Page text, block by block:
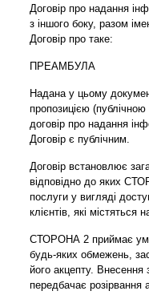
Договір про надання
з іншого боку, разом
Договір про таке:
ПРЕАМБУЛА
Надана у цьому
пропозицією
договір про надання
Договір є публічним.
Договір встановлює
відповідно до яких
послуги у вигляді
клієнтів, які
СТОРОНА 2 приймає
будь-яких обмежень,
його акцепту. Внесення
передбачає розірвання